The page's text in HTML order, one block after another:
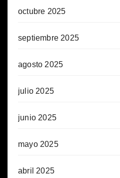
octubre 2025
septiembre 2025
agosto 2025
julio 2025
junio 2025
mayo 2025
abril 2025